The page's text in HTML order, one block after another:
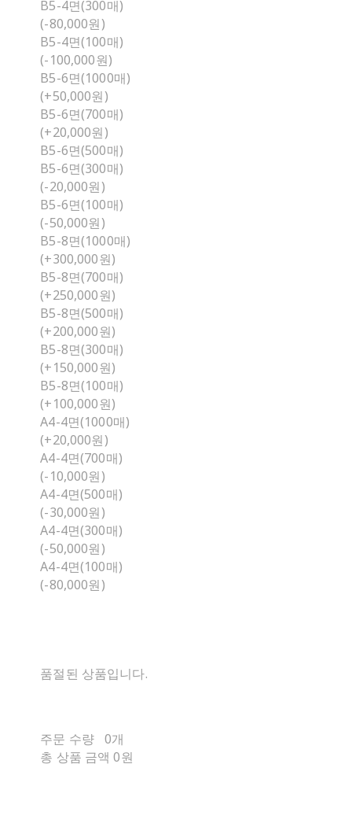
B5-4면(300매)
(-80,000원)
B5-4면(100매)
(-100,000원)
B5-6면(1000매)
(+50,000원)
B5-6면(700매)
(+20,000원)
B5-6면(500매)
B5-6면(300매)
(-20,000원)
B5-6면(100매)
(-50,000원)
B5-8면(1000매)
(+300,000원)
B5-8면(700매)
(+250,000원)
B5-8면(500매)
(+200,000원)
B5-8면(300매)
(+150,000원)
B5-8면(100매)
(+100,000원)
A4-4면(1000매)
(+20,000원)
A4-4면(700매)
(-10,000원)
A4-4면(500매)
(-30,000원)
A4-4면(300매)
(-50,000원)
A4-4면(100매)
(-80,000원)
품절된 상품입니다.
주문 수량 0개
총 상품 금액 0원